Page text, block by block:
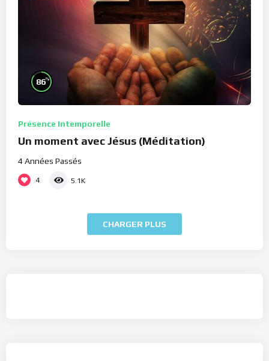
86%
Présence Intemporelle
Un moment avec Jésus (Méditation)
4 Années Passés
4 5.1K
CHARGER PLUS